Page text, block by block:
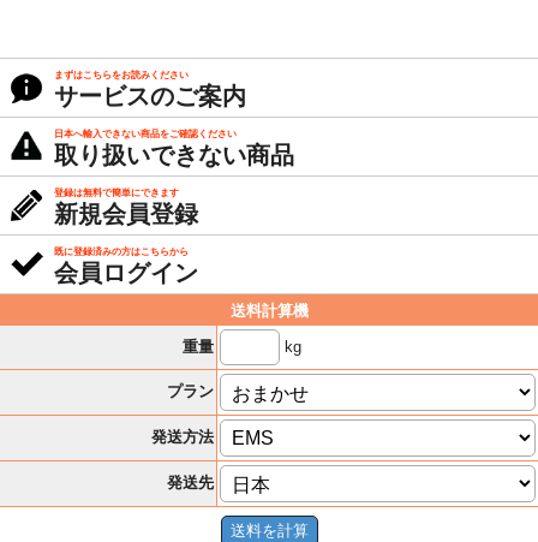
まずはこちらをお読みください
サービスのご案内
日本へ輸入できない商品をご確認ください
取り扱いできない商品
登録は無料で簡単にできます
新規会員登録
既に登録済みの方はこちらから
会員ログイン
送料計算機
重量
kg
プラン
発送方法
発送先